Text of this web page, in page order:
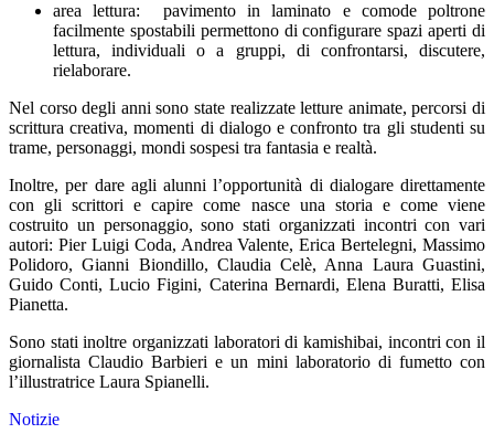
area lettura:
pavimento in laminato e comode poltrone
facilmente spostabili permettono di configurare spazi aperti di
lettura, individuali o a gruppi, di confrontarsi, discutere,
rielaborare.
Nel corso degli anni sono state realizzate letture animate, percorsi di
scrittura creativa, momenti di dialogo e confronto tra gli studenti su
trame, personaggi, mondi sospesi tra fantasia e realtà.
Inoltre, per dare agli alunni l’opportunità di dialogare direttamente
con gli scrittori e capire come nasce una storia e come viene
costruito un personaggio, sono stati organizzati incontri con vari
autori: Pier Luigi Coda, Andrea Valente, Erica Bertelegni, Massimo
Polidoro, Gianni Biondillo, Claudia Celè, Anna Laura Guastini,
Guido Conti, Lucio Figini, Caterina Bernardi, Elena Buratti, Elisa
Pianetta.
Sono stati inoltre organizzati laboratori di kamishibai, incontri con il
giornalista Claudio Barbieri e un mini laboratorio di fumetto con
l’illustratrice Laura Spianelli.
Notizie